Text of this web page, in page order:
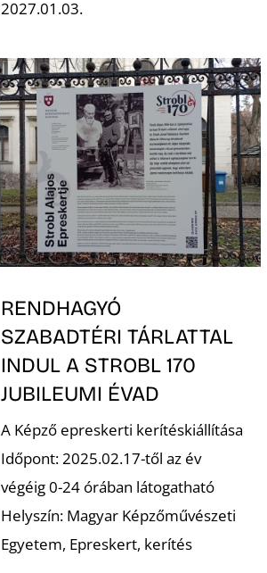
2027.01.03.
RENDHAGYÓ
SZABADTÉRI TÁRLATTAL
INDUL A STROBL 170
JUBILEUMI ÉVAD
A Képző epreskerti kerítéskiállítása
Időpont: 2025.02.17-től az év
végéig 0-24 órában látogatható
Helyszín: Magyar Képzőművészeti
Egyetem, Epreskert, kerítés